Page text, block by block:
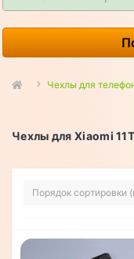
Чехлы для
Чехлы для Xiaomi 11T